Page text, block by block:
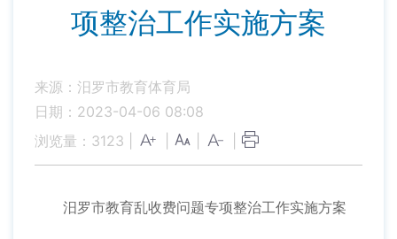
项整治工作实施方案
来源：汨罗市教育体育局
日期：2023-04-06 08:08
浏览量： 3123
汨罗市教育乱收费问题专项整治工作实施方案